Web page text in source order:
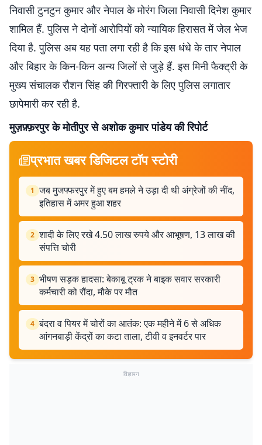
निवासी टुनटुन कुमार और नेपाल के मोरंग जिला निवासी दिनेश कुमार
शामिल हैं. पुलिस ने दोनों आरोपियों को न्यायिक हिरासत में जेल भेज
दिया है. पुलिस अब यह पता लगा रही है कि इस धंधे के तार नेपाल
और बिहार के किन-किन अन्य जिलों से जुड़े हैं. इस मिनी फैक्ट्री के
मुख्य संचालक रौशन सिंह की गिरफ्तारी के लिए पुलिस लगातार
छापेमारी कर रही है.
मुज़फ़्फ़रपुर के मोतीपुर से अशोक कुमार पांडेय की रिपोर्ट
प्रभात खबर डिजिटल टॉप स्टोरी
1 जब मुजफ्फरपुर में हुए बम हमले ने उड़ा दी थी अंग्रेजों की नींद,
इतिहास में अमर हुआ शहर
2 शादी के लिए रखे 4.50 लाख रुपये और आभूषण, 13 लाख की
संपत्ति चोरी
3 भीषण सड़क हादसा: बेकाबू ट्रक ने बाइक सवार सरकारी
कर्मचारी को रौंदा, मौके पर मौत
4 बंदरा व पियर में चोरों का आतंक: एक महीने में 6 से अधिक
आंगनबाड़ी केंद्रों का कटा ताला, टीवी व इनवर्टर पार
विज्ञापन